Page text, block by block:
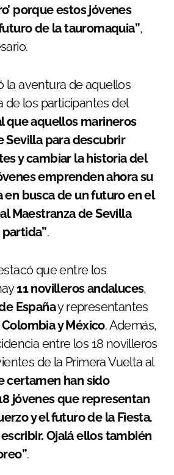
porque estos jóvenes
de la tauromaquia”,
la aventura de aquellos
de los participantes del
que aquellos marineros
Sevilla para descubrir
y cambiar la historia del
emprenden ahora su
en busca de un futuro en el
Maestranza de Sevilla
.
que entre los
11 novilleros andaluces,
Españay representantes
Colombia y México. Además,
entre los 18 novilleros
de la Primera Vuelta al
certamen han sido
jóvenes que representan
y el futuro de la Fiesta.
Ojalá ellos también
.